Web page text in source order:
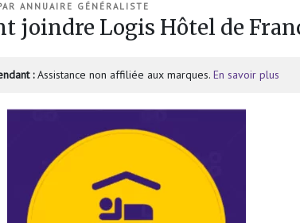
ANNUAIRE GÉNÉRALISTE
joindre Logis Hôtel de
:Assistance non affiliée aux marques. En savoir plus